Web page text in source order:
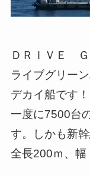
ＤＲＩＶＥ
ライブグリー
デカイ船です！
一度に7500台
す。しかも新
全長200ｍ、幅